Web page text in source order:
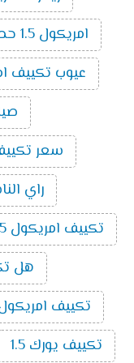
حصان بارد
بارد ساخن
بارد ساخن
بارد ساخن
تُعد تكييفات ميديا
بالأسواق ومن أهم
يميز تكييفات ميديا
الذكاء
ماركات
تصدر منه
تسمح
خاصية البلازما:
امريكول 1.5 حصان
عيوب تكييف
سعر تكييف
راي
تكييف امريكول 2.25 حصان
هل
تكييف امريكول 1.5
تكييف يورك 1.5